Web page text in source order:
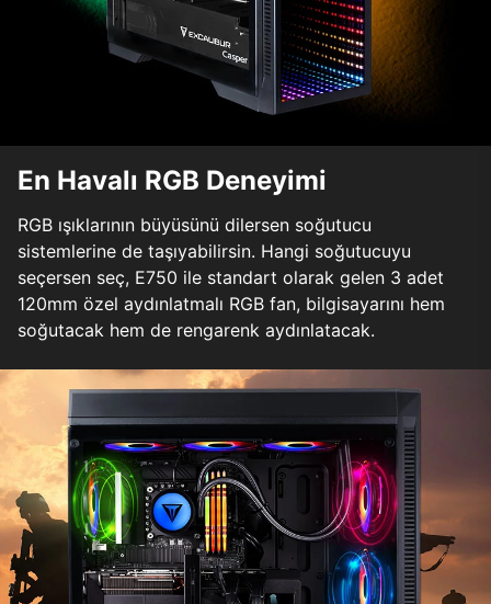
En Havalı RGB Deneyimi
RGB ışıklarının büyüsünü dilersen soğutucu
sistemlerine de taşıyabilirsin. Hangi soğutucuyu
seçersen seç, E750 ile standart olarak gelen 3 adet
120mm özel aydınlatmalı RGB fan, bilgisayarını hem
soğutacak hem de rengarenk aydınlatacak.